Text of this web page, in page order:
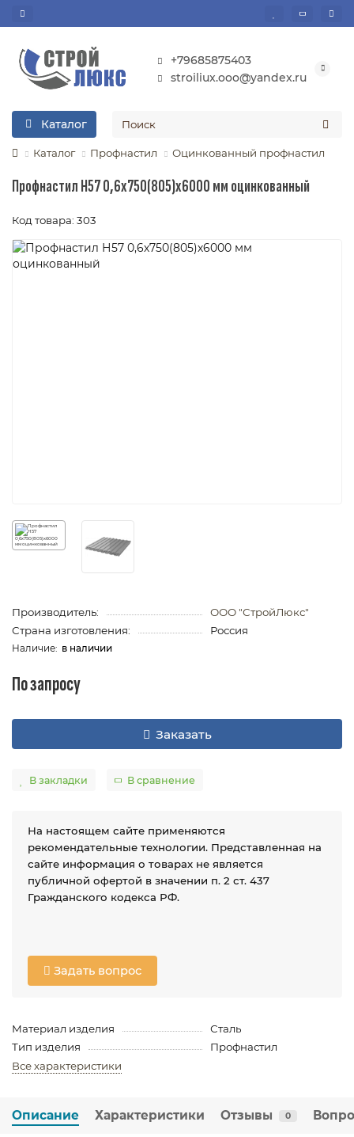
+79685875403
stroiliux.ooo@yandex.ru
Каталог
Каталог Профнастил Оцинкованный профнастил
Профнастил Н57 0,6х750(805)х6000 мм оцинкованный
Код товара: 303
Производитель:
ООО "СтройЛюкс"
Страна изготовления:
Россия
в наличии
По запросу
Заказать
В закладки В сравнение
На настоящем сайте применяются
рекомендательные технологии. Представленная на
сайте информация о товарах не является
публичной офертой в значении п. 2 ст. 437
Гражданского кодекса РФ.
Задать вопрос
Материал изделия
Сталь
Тип изделия
Профнастил
Все характеристики
Описание Характеристики Отзывы 0